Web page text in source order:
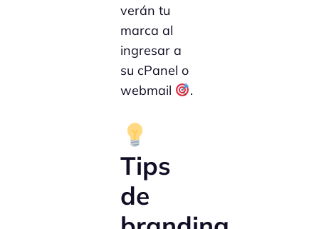
verán tu
marca al
ingresar a
su cPanel o
webmail
.
Tips
de